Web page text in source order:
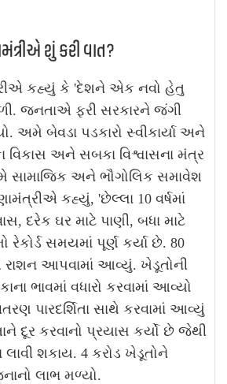
શું કરી વાત?
કહ્યું કે 'દેશને એક નવો હેતુ
જનતાએ ફરી સરકારને જંગી
અમે બેવડા પડકારો સ્વીકાર્યા અને
અને સબકા વિશ્વાસના મંત્ર
સામાજિક અને ભૌગોલિક સમાવેશ
કહ્યું, 'છેલ્લા 10 વર્ષમાં
દરેક ઘર માટે પાણી, બધા માટે
રેકોર્ડ સમયમાં પૂર્ણ કર્યા છે. 80
રાશન આપવામાં આવ્યું. ખેડૂતોની
ભાવમાં વધારો કરવામાં આવ્યો
પારદર્શિતા સાથે કરવામાં આવ્યું
દૂર કરવાનો પ્રયાસ કર્યો છે જેથી
લાવી શકાય. 4 કરોડ ખેડૂતોને
લાભ મળ્યો.